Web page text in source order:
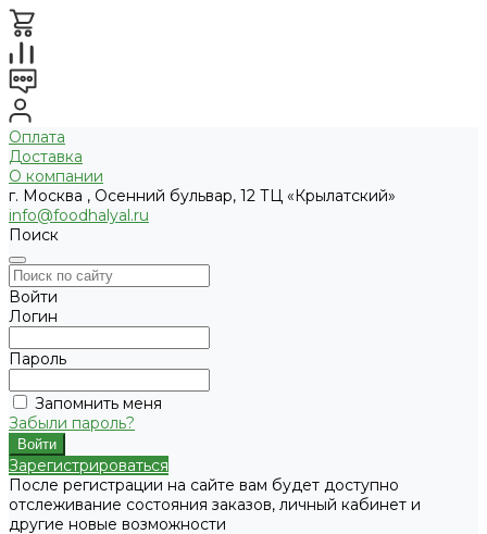
Оплата
Доставка
О компании
г. Москва , Осенний бульвар, 12 ТЦ «Крылатский»
info@foodhalyal.ru
Поиск
Войти
Логин
Пароль
Запомнить меня
Забыли пароль?
Зарегистрироваться
После регистрации на сайте вам будет доступно
отслеживание состояния заказов, личный кабинет и
другие новые возможности